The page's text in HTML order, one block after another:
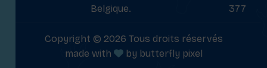
Belgique.
377
Copyright © 2026 Tous droits réservés
made with
by butterfly pixel